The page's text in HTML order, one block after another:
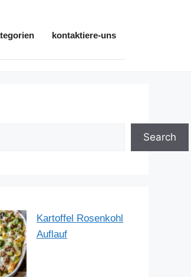
kontaktiere-uns
Search
Kartoffel Rosenkohl
Auflauf